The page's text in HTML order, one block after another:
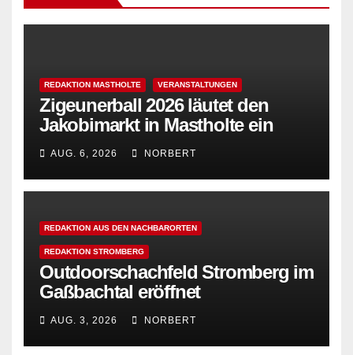
REDAKTION MASTHOLTE VERANSTALTUNGEN
Zigeunerball 2026 läutet den
Jakobimarkt in Mastholte ein
AUG. 6, 2026 NORBERT
REDAKTION AUS DEN NACHBARORTEN
REDAKTION STROMBERG
Outdoorschachfeld Stromberg im
Gaßbachtal eröffnet
AUG. 3, 2026 NORBERT